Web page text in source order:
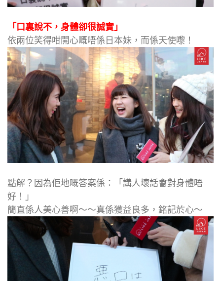
「口裏說不，身體卻很誠實」
依兩位笑得咁開心嘅唔係日本妹，而係天使嚟！
點解？因為佢地嘅答案係：「講人壞話會對身體唔
好！」
簡直係人美心善啊～～真係獲益良多，銘記於心～